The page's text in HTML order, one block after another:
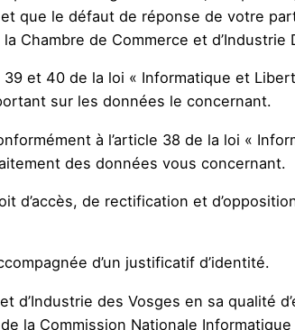
que le défaut de réponse de votre
Chambre de Commerce et
et 40 de la loi « Informatique et
sur les données le concernant.
à l’article 38 de la loi «
des données vous concernant.
d’accès, de rectification et
d’un justificatif d’identité.
d’Industrie des Vosges en sa qualité
la Commission Nationale